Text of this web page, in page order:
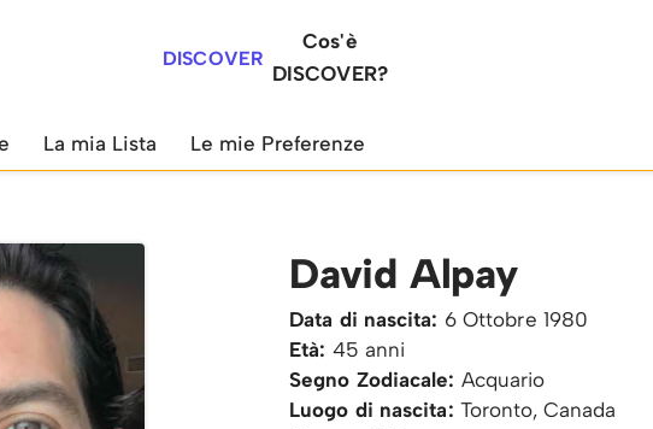
DISCOVER
Cos'è
DISCOVER?
La mia Lista
Le mie Preferenze
David Alpay
Data di nascita: 6 Ottobre 1980
Età: 45 anni
Segno Zodiacale: Acquario
Luogo di nascita: Toronto, Canada